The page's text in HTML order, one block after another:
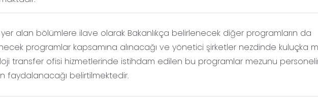
yer alan bölümlere ilave olarak Bakanlıkça belirlenecek diğer programların da
programlar kapsamına alınacağı ve yönetici şirketler nezdinde kuluçka
transfer ofisi hizmetlerinde istihdam edilen bu programlar mezunu
faydalanacağı belirtilmektedir.